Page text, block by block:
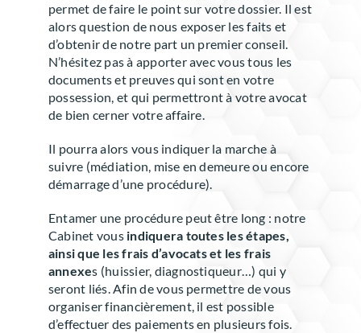
permet de faire le point sur votre dossier. Il est
alors question de nous exposer les faits et
d’obtenir de notre part un premier conseil.
N’hésitez pas à apporter avec vous tous les
documents et preuves qui sont en votre
possession, et qui permettront à votre avocat
de bien cerner votre affaire.
Il pourra alors vous indiquer la marche à
suivre (médiation, mise en demeure ou encore
démarrage d’une procédure).
Entamer une procédure peut être long : notre
Cabinet vous indiquera toutes les étapes,
ainsi que les frais d’avocats et les frais
annexes (huissier, diagnostiqueur…) qui y
seront liés. Afin de vous permettre de vous
organiser financièrement, il est possible
d’effectuer des paiements en plusieurs fois.